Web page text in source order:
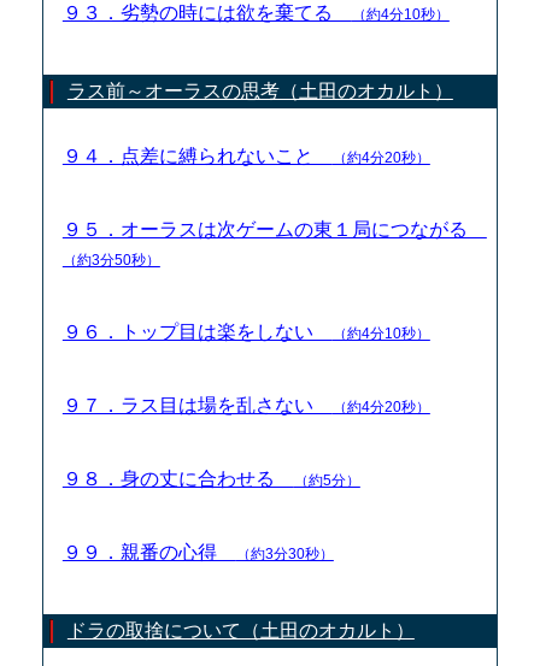
９３．劣勢の時には欲を棄てる （約4分10秒）
ラス前～オーラスの思考（土田のオカルト）
９４．点差に縛られないこと （約4分20秒）
９５．オーラスは次ゲームの東１局につながる
（約3分50秒）
９６．トップ目は楽をしない （約4分10秒）
９７．ラス目は場を乱さない （約4分20秒）
９８．身の丈に合わせる （約5分）
９９．親番の心得 （約3分30秒）
ドラの取捨について（土田のオカルト）